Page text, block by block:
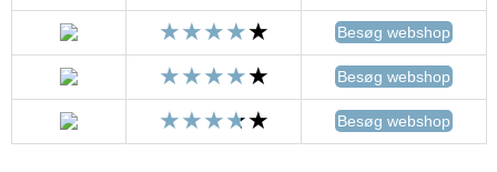
Besøg webshop
Besøg webshop
Besøg webshop